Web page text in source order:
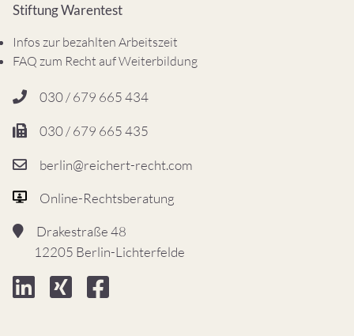
Stiftung Warentest
Infos zur bezahlten Arbeitszeit
FAQ zum Recht auf Weiterbildung
030 / 679 665 434
030 / 679 665 435
berlin@reichert-recht.com
Online-Rechtsberatung
Drakestraße 48
12205 Berlin-Lichterfelde